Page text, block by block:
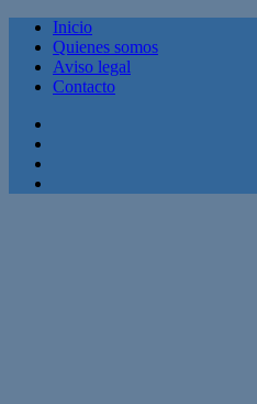
Inicio
Quienes somos
Aviso legal
Contacto